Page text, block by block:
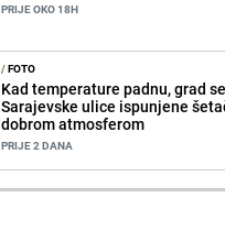
PRIJE OKO 18H
/FOTO
Kad temperature padnu, grad
Sarajevske ulice ispunjene
dobrom atmosferom
PRIJE 2 DANA